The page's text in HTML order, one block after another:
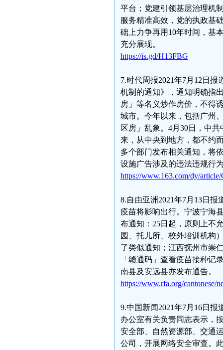
平台；党建引领基层治理机
服务精准高效，党的执政基
础上力争再用10年时间，基
充分展现。
https://is.gd/H13FBG
7.时代周报2021年7月12日
机制的通知》，通知明确指
房」等名义炒作房价，不得
城市。今年以来，包括广州
区房」乱象。4月30日，中
来，从中央到地方，都不约
多个部门发布相关通知，将
设施广告涉及的违法违规行
https://www.163.com/dy/
8.自由亚洲2021年7月13日
疫苗将影响出行。宁波宁海
布通知：25日起，原则上不
园、托儿所、校外培训机构
了类似通知；江西抚州市崇
「赣通码」查看疫苗接种记
南县及安远县亦发布通告。
https://www.rfa.org/cantonese/
9.中国新闻2021年7月16日
办公室有关负责同志表示，
安全部、自然资源部、交通
公司，开展网络安全审查。